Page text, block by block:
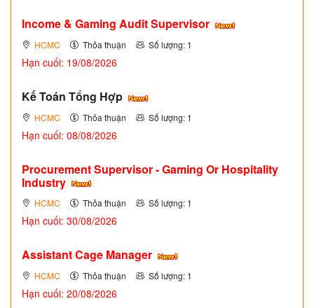
Income & Gaming Audit Supervisor
HCMC Thỏa thuận Số lượng: 1
Hạn cuối: 19/08/2026
Kế Toán Tổng Hợp
HCMC Thỏa thuận Số lượng: 1
Hạn cuối: 08/08/2026
Procurement Supervisor - Gaming Or Hospitality
Industry
HCMC Thỏa thuận Số lượng: 1
Hạn cuối: 30/08/2026
Assistant Cage Manager
HCMC Thỏa thuận Số lượng: 1
Hạn cuối: 20/08/2026